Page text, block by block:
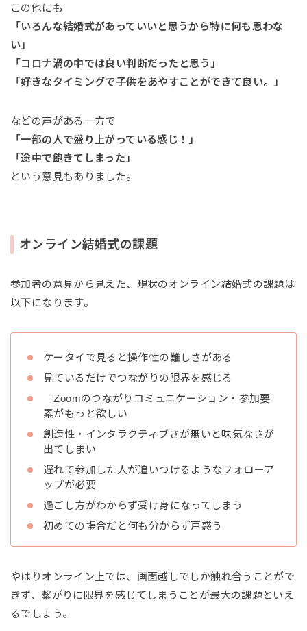
この他にも
「いろんな結婚式があっていいと思うから特に何も思わな
い」
「コロナ渦の中では良い判断だったと思う」
「好きなタイミングで子供をあやすことができて良い。」
などの声がある一方で
「一部の人で盛り上がっている感じ！」
「途中で飽きてしまった」
という意見もありました。
オンライン結婚式の課題
参加者の意見から見えた、現状のオンライン結婚式の課題は
以下になります。
ケータイで見ると操作性の難しさがある
見ているだけでつながりの限界を感じる
Zoomのつながりコミュニケーション・参加要
素がもっと欲しい
創造性・インタラクティブさが無いと味気なさが
出てしまい
遅れて参加した人が追いつけるようなフォローア
ップが必要
過ごし方がわからず受け身になってしまう
初めての場合だと何も分からず戸惑う
やはりオンライン上では、画面越しでしか触れ合うことがで
きず、繋がりに限界を感じてしまうことが最大の課題といえ
るでしょう。